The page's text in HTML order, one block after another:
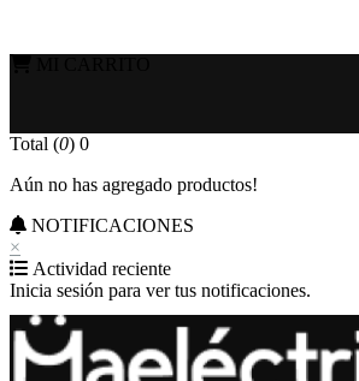
Total (0) 0
Aún no has agregado productos!
NOTIFICACIONES
×
Actividad reciente
Inicia sesión para ver tus notificaciones.